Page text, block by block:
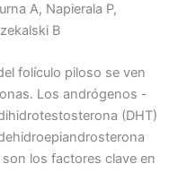
A, Napierala P,
B
folículo piloso se ven
Los andrógenos -
(DHT)
los factores clave en